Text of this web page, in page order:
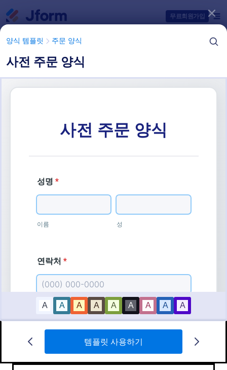
무료회원가입
양식 템플릿 주문 양식
사전 주문 양식
템플릿 사용하기
선주문 양식
사전 주문 양식
양식 템플릿 항목들